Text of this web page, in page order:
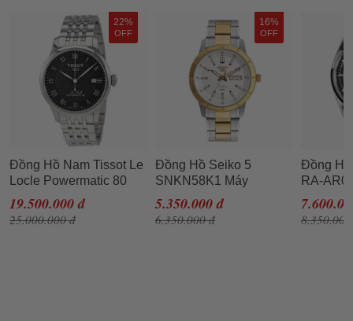
22%
OFF
Đồng Hồ Nam Tissot Le
Locle Powermatic 80
Automatic
T006.407.11.053.00
Màu Bạc
19.500.000 đ
25.000.000 đ
16%
OFF
Đồng Hồ Seiko 5
SNKN58K1 Máy
Automatic Cho Nam
5.350.000 đ
6.350.000 đ
Đồng Hồ
RA-
Đen Bạc